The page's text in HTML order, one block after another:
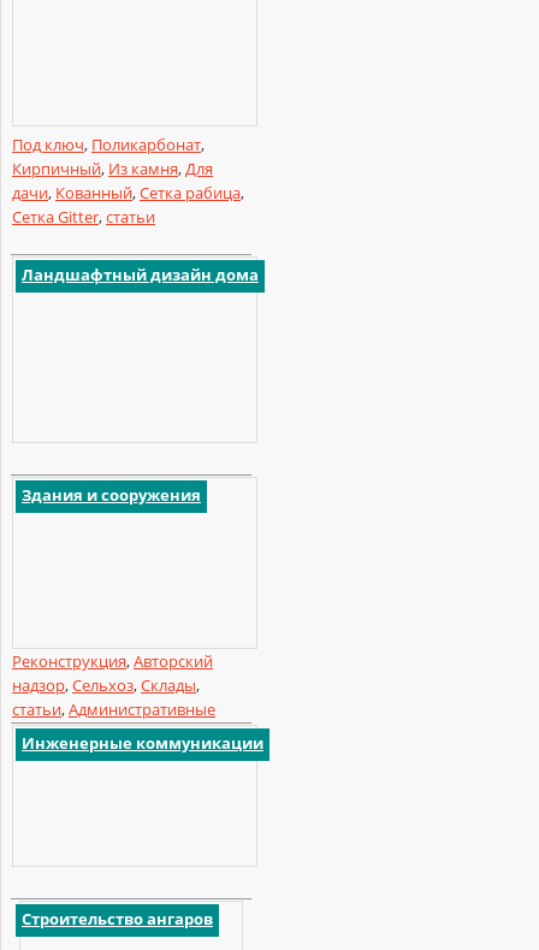
Под ключ, Поликарбонат,
Кирпичный, Из камня,Для
дачи, Кованный,Сетка рабица,
Сетка Gitter,статьи
Ландшафтный дизайн дома
Здания и сооружения
Реконструкция,Авторский
надзор,Сельхоз,Склады,
статьи,Административные
Инженерные коммуникации
Строительство ангаров